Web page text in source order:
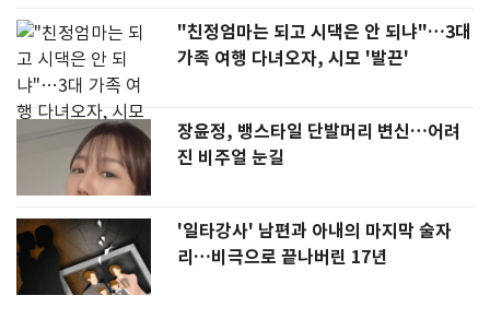
"친정엄마는 되고 시댁은 안 되냐"…3대
가족 여행 다녀오자, 시모 '발끈'
장윤정, 뱅스타일 단발머리 변신…어려
진 비주얼 눈길
'일타강사' 남편과 아내의 마지막 술자
리…비극으로 끝나버린 17년